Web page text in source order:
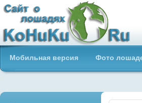
Сайт о лошадях loshadiya.ru
Приветствуем всех любителей
лошадей и конного спорта!
Мобильная версия Фото